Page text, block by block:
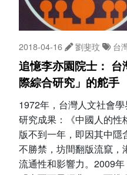
2018-04-16 劉斐玟 台
追憶李亦園院士：
際綜合研究」的舵手
1972年，台灣人文社會
研究成果：《中國人的性
版不到一年，即因其中
不勝禁，坊間翻版流竄，
流通性和影響力。2009